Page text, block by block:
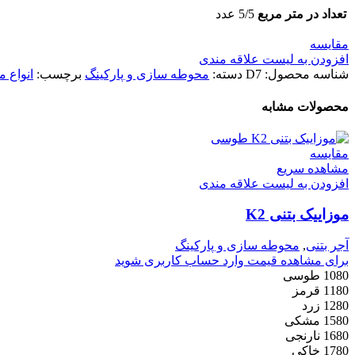
تعداد در متر مربع 5/5 عدد
مقایسه
افزودن به لیست علاقه مندی
شناسه محصول: D7 دسته: محوطه سازی و پارکینگ برچسب: انواع
محصولات مشابه
مقایسه
مشاهده سریع
افزودن به لیست علاقه مندی
موزاییک بتنی K2
آجر بتنی, محوطه سازی و پارکینگ
برای مشاهده قیمت وارد حساب کاربری شوید
1080 طوسی
1180 قرمز
1280 زرد
1580 مشکی
1680 نارنجی
1780 خاکی